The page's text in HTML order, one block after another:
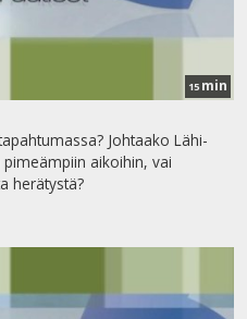
15 min
Johtaako Lähi-
aikoihin, vai
herätystä?